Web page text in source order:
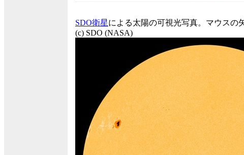
SDO衛星による太陽の可視光写真。マウスの
(c) SDO (NASA)